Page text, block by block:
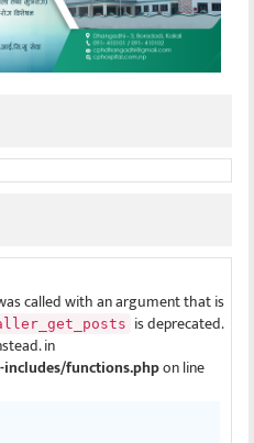
called with an argument that is
is deprecated.
in
functions.phpon line